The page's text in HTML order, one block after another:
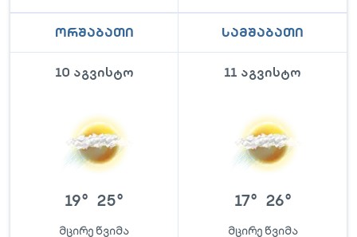
ორშაბათი
10 აგვისტო
19° 25°
მცირე წვიმა
სამშაბათი
11 აგვისტო
17° 26°
მცირე წვიმა